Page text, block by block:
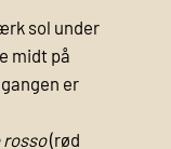
sol under
midt på
er
rosso(rød